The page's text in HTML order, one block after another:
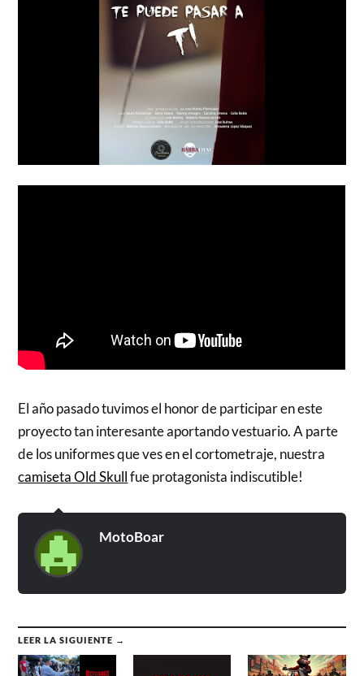
El año pasado tuvimos el honor de participar en este
proyecto tan interesante aportando vestuario. A parte
de los uniformes que ves en el cortometraje, nuestra
camiseta Old Skullfue protagonista indiscutible!
MotoBoar
LEER LA SIGUIENTE →